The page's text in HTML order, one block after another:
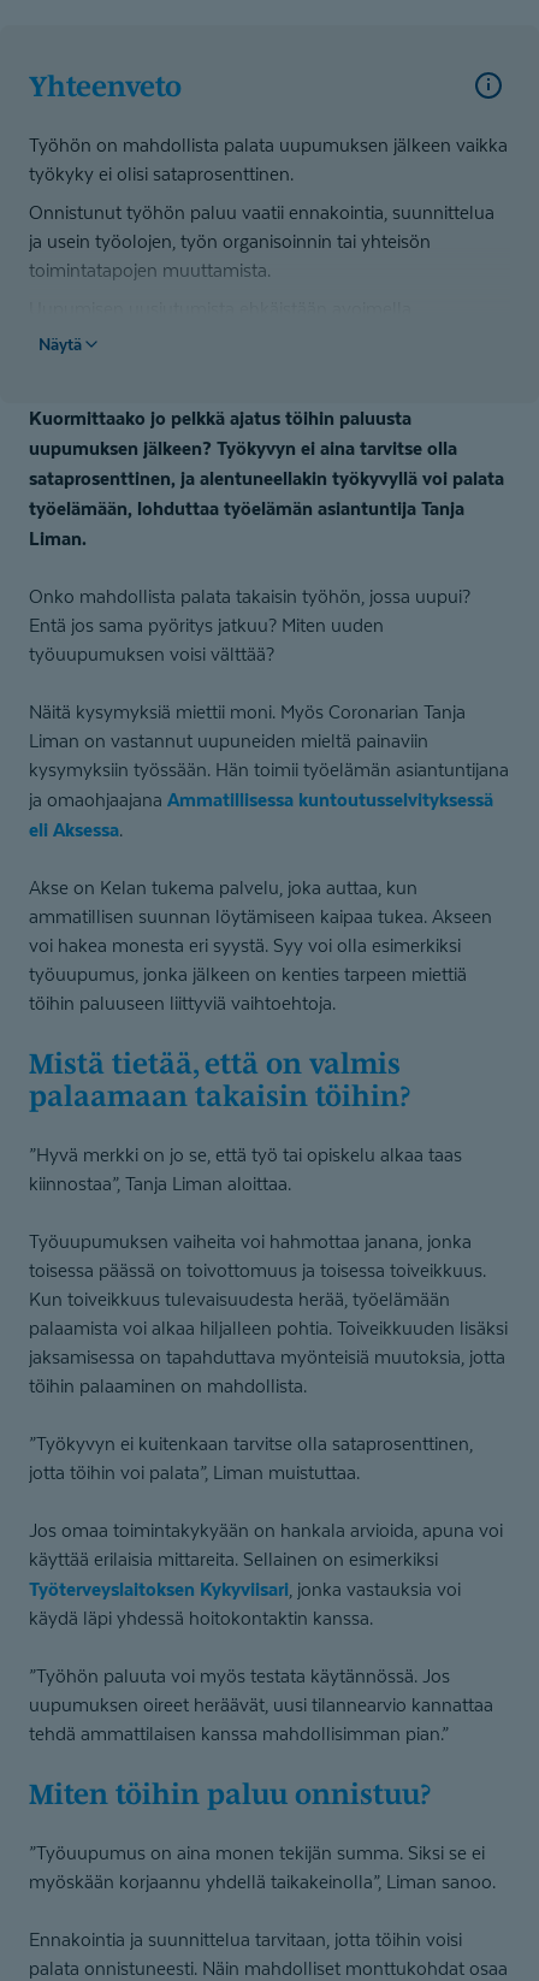
Yhteenveto
Työhön on mahdollista palata uupumuksen jälkeen vaikka
työkyky ei olisi sataprosenttinen.
Onnistunut työhön paluu vaatii ennakointia, suunnittelua
ja usein työolojen, työn organisoinnin tai yhteisön
toimintatapojen muuttamista.
vuorovaikutuksella, työn muokkaamisella (esim. osa-aika,
Näytä
Kuormittaako jo pelkkä ajatus töihin paluusta
uupumuksen jälkeen? Työkyvyn ei aina tarvitse olla
sataprosenttinen, ja alentuneellakin työkyvyllä voi palata
työelämään, lohduttaa työelämän asiantuntija Tanja
Liman.
Onko mahdollista palata takaisin työhön, jossa uupui?
Entä jos sama pyöritys jatkuu? Miten uuden
työuupumuksen voisi välttää?
Näitä kysymyksiä miettii moni. Myös Coronarian Tanja
Liman on vastannut uupuneiden mieltä painaviin
kysymyksiin työssään. Hän toimii työelämän asiantuntijana
ja omaohjaajana Ammatillisessa kuntoutusselvityksessä
eli Aksessa.
Akse on Kelan tukema palvelu, joka auttaa, kun
ammatillisen suunnan löytämiseen kaipaa tukea. Akseen
voi hakea monesta eri syystä. Syy voi olla esimerkiksi
työuupumus, jonka jälkeen on kenties tarpeen miettiä
töihin paluuseen liittyviä vaihtoehtoja.
Mistä tietää, että on valmis
palaamaan takaisin töihin?
”Hyvä merkki on jo se, että työ tai opiskelu alkaa taas
kiinnostaa”, Tanja Liman aloittaa.
Työuupumuksen vaiheita voi hahmottaa janana, jonka
toisessa päässä on toivottomuus ja toisessa toiveikkuus.
Kun toiveikkuus tulevaisuudesta herää, työelämään
palaamista voi alkaa hiljalleen pohtia. Toiveikkuuden lisäksi
jaksamisessa on tapahduttava myönteisiä muutoksia, jotta
töihin palaaminen on mahdollista.
”Työkyvyn ei kuitenkaan tarvitse olla sataprosenttinen,
jotta töihin voi palata”, Liman muistuttaa.
Jos omaa toimintakykyään on hankala arvioida, apuna voi
käyttää erilaisia mittareita. Sellainen on esimerkiksi
Työterveyslaitoksen Kykyviisari, jonka vastauksia voi
käydä läpi yhdessä hoitokontaktin kanssa.
”Työhön paluuta voi myös testata käytännössä. Jos
uupumuksen oireet heräävät, uusi tilannearvio kannattaa
tehdä ammattilaisen kanssa mahdollisimman pian.”
Miten töihin paluu onnistuu?
”Työuupumus on aina monen tekijän summa. Siksi se ei
myöskään korjaannu yhdellä taikakeinolla”, Liman sanoo.
Ennakointia ja suunnittelua tarvitaan, jotta töihin voisi
palata onnistuneesti. Näin mahdolliset monttukohdat osaa